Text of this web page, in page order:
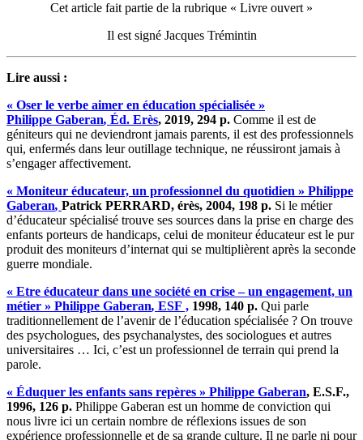
Cet article fait partie de la rubrique « Livre ouvert »
Il est signé Jacques Trémintin
Lire aussi :
« Oser le verbe aimer en éducation spécialisée »
Philippe Gaberan, Éd. Erès, 2019, 294 p. Comme il est de
géniteurs qui ne deviendront jamais parents, il est des professionnels
qui, enfermés dans leur outillage technique, ne réussiront jamais à
s’engager affectivement.
« Moniteur éducateur, un professionnel du quotidien » Philippe
Gaberan, Patrick PERRARD, érès, 2004, 198 p. Si le métier
d’éducateur spécialisé trouve ses sources dans la prise en charge des
enfants porteurs de handicaps, celui de moniteur éducateur est le pur
produit des moniteurs d’internat qui se multiplièrent après la seconde
guerre mondiale.
« Etre éducateur dans une société en crise – un engagement, un
métier » Philippe Gaberan, ESF , 1998, 140 p. Qui parle
traditionnellement de l’avenir de l’éducation spécialisée ? On trouve
des psychologues, des psychanalystes, des sociologues et autres
universitaires … Ici, c’est un professionnel de terrain qui prend la
parole.
« Éduquer les enfants sans repères » Philippe Gaberan, E.S.F.,
1996, 126 p. Philippe Gaberan est un homme de conviction qui
nous livre ici un certain nombre de réflexions issues de son
expérience professionnelle et de sa grande culture. Il ne parle ni pour